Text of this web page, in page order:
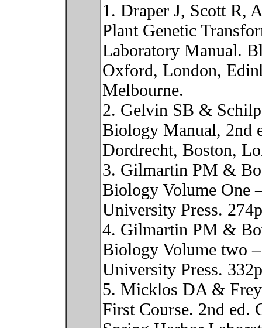
1. Draper J, Scott R,
Plant Genetic
Laboratory Manual.
Oxford, London,
Melbourne.
2. Gelvin SB &
Biology Manual, 2nd
Dordrecht, Boston,
3. Gilmartin PM &
Biology Volume One
University Press.
4. Gilmartin PM &
Biology Volume two
University Press.
5. Micklos DA &
First Course. 2nd ed.